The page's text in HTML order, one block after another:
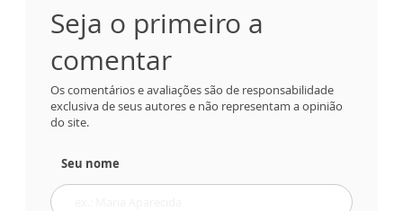
Seja o primeiro a
comentar
Os comentários e avaliações são de responsabilidade
exclusiva de seus autores e não representam a opinião
do site.
Seu nome